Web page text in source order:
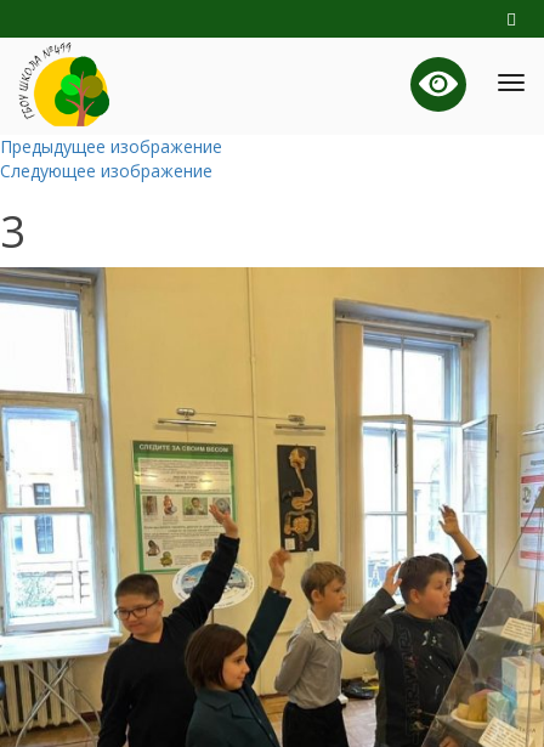
Предыдущее изображение
Следующее изображение
3